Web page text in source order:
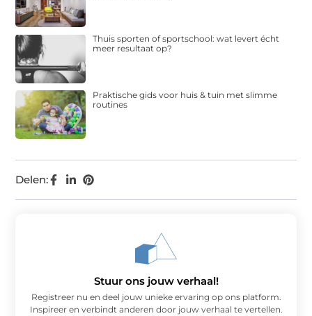
Delen:
Thuis sporten of sportschool: wat levert écht
meer resultaat op?
Praktische gids voor huis & tuin met slimme
routines
Stuur ons jouw verhaal!
Registreer nu en deel jouw unieke ervaring op ons platform.
Inspireer en verbindt anderen door jouw verhaal te vertellen.